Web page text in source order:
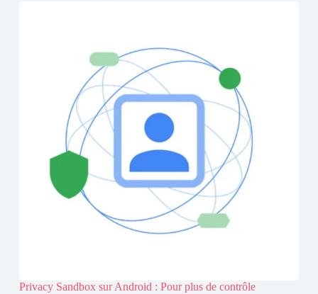
Privacy Sandbox sur Android : Pour plus de contrôle